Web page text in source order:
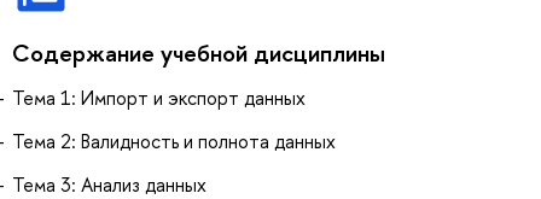
Содержание учебной дисциплины
Тема 1: Импорт и экспорт данных
Тема 2: Валидность и полнота данных
Тема 3: Анализ данных